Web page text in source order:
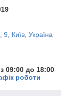
Київ, Україна
09:00 до 18:00
роботи